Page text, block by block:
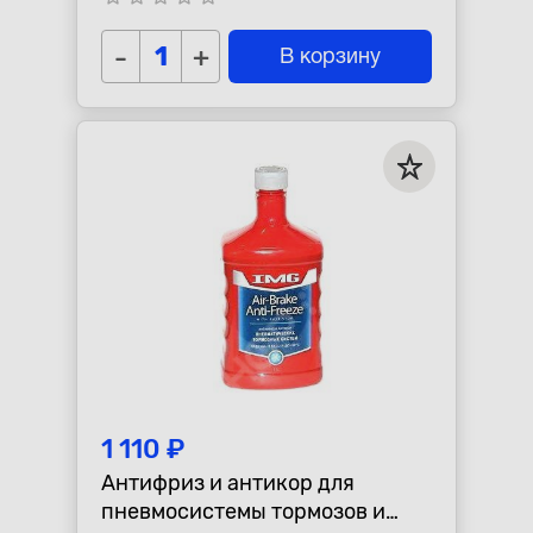
- + В корзину
1 110 ₽
Антифриз и антикор для
пневмосистемы тормозов и